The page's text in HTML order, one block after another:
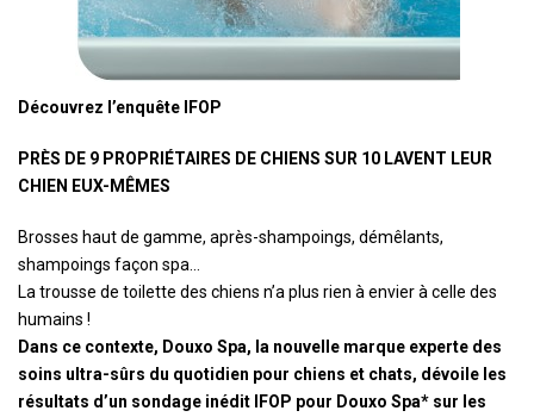
Découvrez l’enquête IFOP
PRÈS DE 9 PROPRIÉTAIRES DE CHIENS SUR 10 LAVENT LEUR
CHIEN EUX-MÊMES
Brosses haut de gamme, après-shampoings, démêlants,
shampoings façon spa…
La trousse de toilette des chiens n’a plus rien à envier à celle des
humains !
Dans ce contexte, Douxo Spa, la nouvelle marque experte des
soins ultra-sûrs du quotidien pour chiens et chats, dévoile les
résultats d’un sondage inédit IFOP pour Douxo Spa* sur les